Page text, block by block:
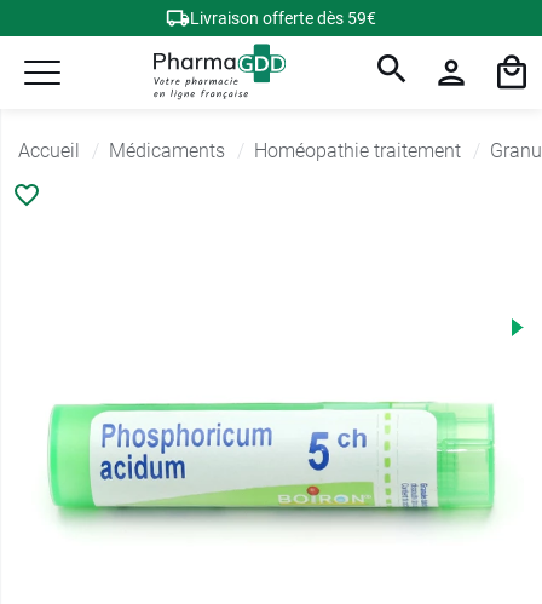
Livraison offerte dès 59€
Accueil Médicaments Homéopathie traitement